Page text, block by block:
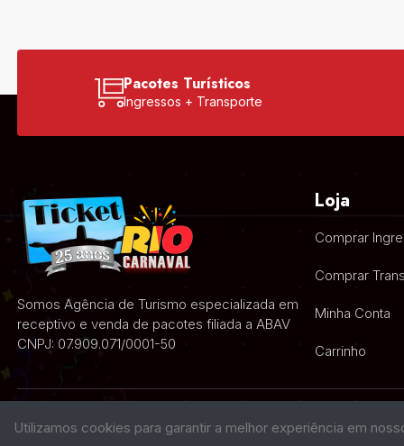
Pacotes Turísticos
Ingressos + Transporte
Somos Agência de Turismo especializada em
receptivo e venda de pacotes filiada a ABAV
CNPJ: 07.909.071/0001-50
Loja
Comprar
Comprar
Minha Conta
Carrinho
Utilizamos cookies para garantir a melhor experiência em